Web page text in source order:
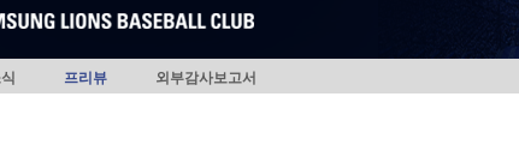
프리뷰 외부감사보고서